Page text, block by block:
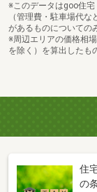
※このデータはgoo住
（管理費・駐車場代
があるものについての
※周辺エリアの価格相
を除く）を算出したも
住
の